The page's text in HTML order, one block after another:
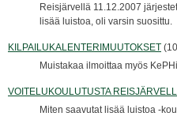
Reisjärvellä 11.12.2007
lisää luistoa, oli varsin suosittu.
KILPAILUKALENTERIMUUTOKSET
Muistakaa ilmoittaa myös
VOITELUKOULUTUSTA
Miten saavutat lisää luistoa -